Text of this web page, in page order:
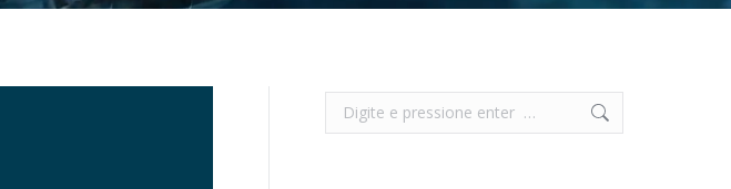
Search: